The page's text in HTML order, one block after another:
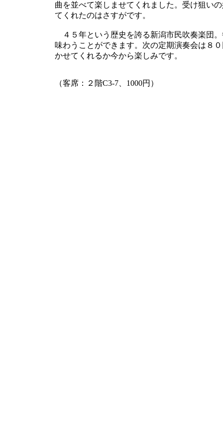
曲を並べて楽しませてくれました。受け狙い
てくれたのはさすがです。
４５年という歴史を誇る新潟市民吹奏楽団
味わうことができます。次の定期演奏会は８
かせてくれるか今から楽しみです。
（客席：２階C3-7、1000円）